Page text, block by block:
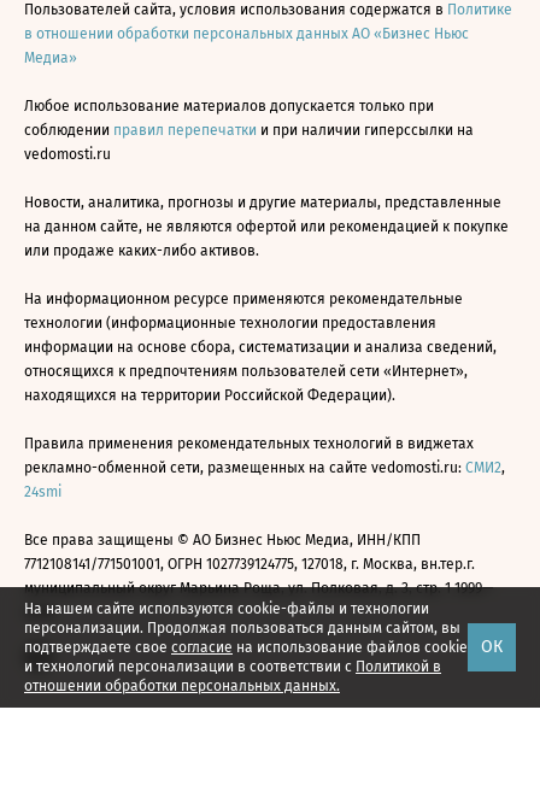
На нашем сайте используются cookie-файлы и технологии
персонализации. Продолжая пользоваться данным сайтом, вы
подтверждаете свое согласие на использование файлов cookie
и технологий персонализации в соответствии с Политикой в
отношении обработки персональных данных.
ОК
Пользователей сайта, условия использования содержатся в Политике
в отношении обработки персональных данных АО «Бизнес Ньюс
Медиа»
Любое использование материалов допускается только при
соблюдении правил перепечатки и при наличии гиперссылки на
vedomosti.ru
Новости, аналитика, прогнозы и другие материалы, представленные
на данном сайте, не являются офертой или рекомендацией к покупке
или продаже каких-либо активов.
На информационном ресурсе применяются рекомендательные
технологии (информационные технологии предоставления
информации на основе сбора, систематизации и анализа сведений,
относящихся к предпочтениям пользователей сети «Интернет»,
находящихся на территории Российской Федерации).
Правила применения рекомендательных технологий в виджетах
рекламно-обменной сети, размещенных на сайте vedomosti.ru: СМИ2,
24smi
Все права защищены © АО Бизнес Ньюс Медиа, ИНН/КПП
7712108141/771501001, ОГРН 1027739124775, 127018, г. Москва, вн.тер.г.
муниципальный округ Марьина Роща, ул. Полковая, д. 3, стр. 1 1999—
2026